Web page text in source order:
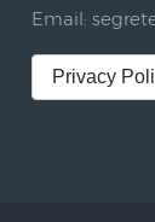
Email:
Privacy